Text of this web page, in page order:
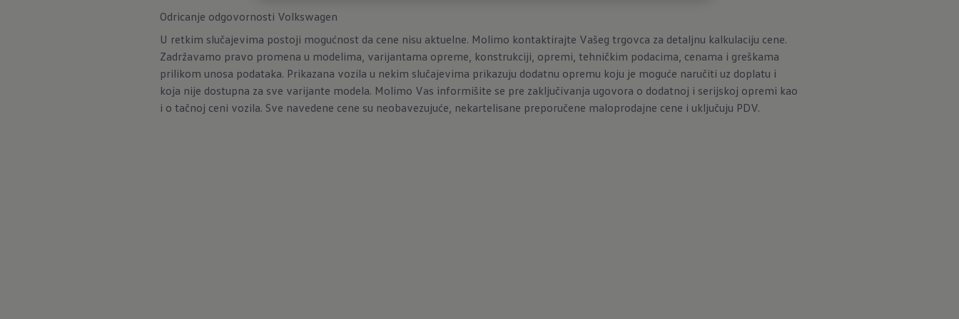
Odricanje odgovornosti Volkswagen
U retkim slučajevima postoji mogućnost da cene nisu aktuelne. Molimo kontaktirajte Vašeg trgovca za detaljnu kalkulaciju cene.
Zadržavamo pravo promena u modelima, varijantama opreme, konstrukciji, opremi, tehničkim podacima, cenama i greškama
prilikom unosa podataka. Prikazana vozila u nekim slučajevima prikazuju dodatnu opremu koju je moguće naručiti uz doplatu i
koja nije dostupna za sve varijante modela. Molimo Vas informišite se pre zaključivanja ugovora o dodatnoj i serijskoj opremi kao
i o tačnoj ceni vozila. Sve navedene cene su neobavezujuće, nekartelisane preporučene maloprodajne cene i uključuju PDV.